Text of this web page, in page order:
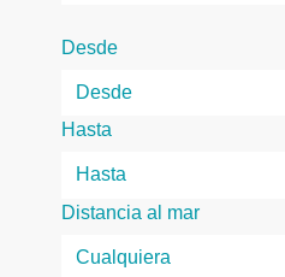
Desde
Hasta
Distancia al mar